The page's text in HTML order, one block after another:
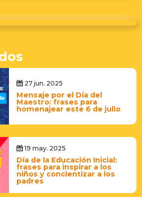
27 jun. 2025
Mensaje por el Día del
Maestro: frases para
homenajear este 6 de julio
19 may. 2025
Día de la Educación Inicial:
frases para inspirar a los
niños y concientizar a los
padres